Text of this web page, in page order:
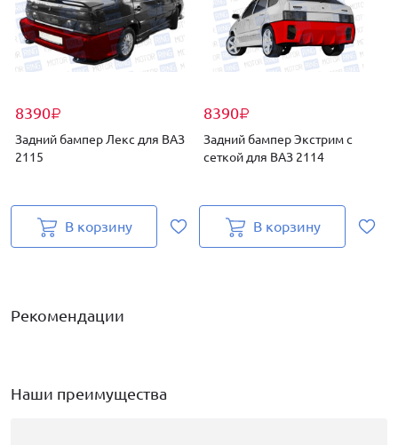
8390₽
Задний бампер Лекс для ВАЗ
2115
В корзину
8390₽
Задний бампер Экстрим с
сеткой для ВАЗ 2114
В корзину
Рекомендации
Наши преимущества